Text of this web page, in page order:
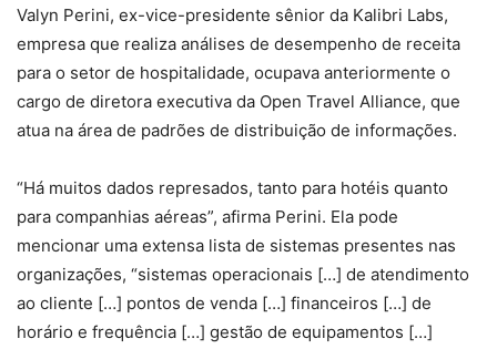
Valyn Perini, ex-vice-presidente sênior da Kalibri Labs,
empresa que realiza análises de desempenho de receita
para o setor de hospitalidade, ocupava anteriormente o
cargo de diretora executiva da Open Travel Alliance, que
atua na área de padrões de distribuição de informações.
“Há muitos dados represados, tanto para hotéis quanto
para companhias aéreas”, afirma Perini. Ela pode
mencionar uma extensa lista de sistemas presentes nas
organizações, “sistemas operacionais […] de atendimento
ao cliente […] pontos de venda […] financeiros […] de
horário e frequência […] gestão de equipamentos […]